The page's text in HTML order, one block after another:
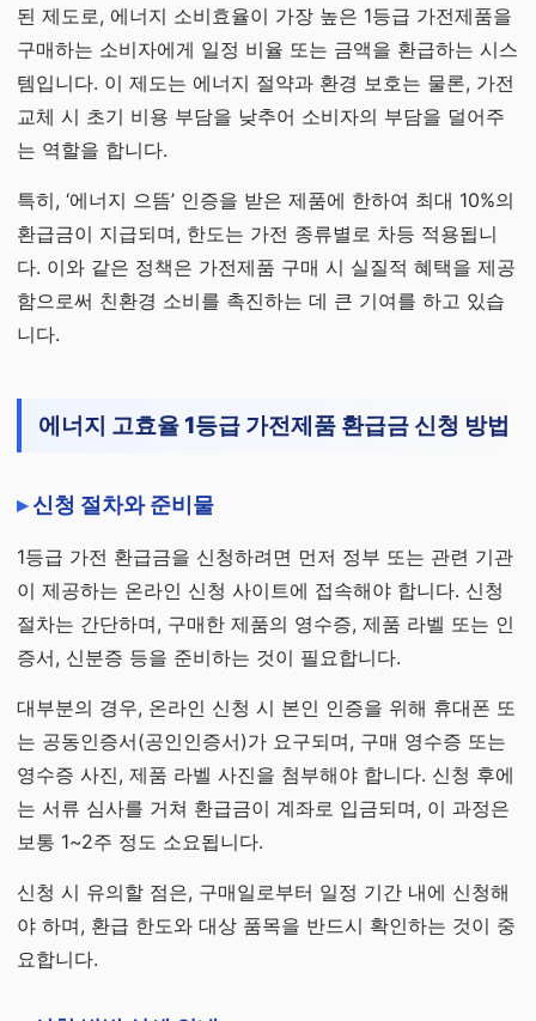
된 제도로, 에너지 소비효율이 가장 높은 1등급 가전제품을
구매하는 소비자에게 일정 비율 또는 금액을 환급하는 시스
템입니다. 이 제도는 에너지 절약과 환경 보호는 물론, 가전
교체 시 초기 비용 부담을 낮추어 소비자의 부담을 덜어주
는 역할을 합니다.
특히, ‘에너지 으뜸’ 인증을 받은 제품에 한하여 최대 10%의
환급금이 지급되며, 한도는 가전 종류별로 차등 적용됩니
다. 이와 같은 정책은 가전제품 구매 시 실질적 혜택을 제공
함으로써 친환경 소비를 촉진하는 데 큰 기여를 하고 있습
니다.
에너지 고효율 1등급 가전제품 환급금 신청 방법
신청 절차와 준비물
1등급 가전 환급금을 신청하려면 먼저 정부 또는 관련 기관
이 제공하는 온라인 신청 사이트에 접속해야 합니다. 신청
절차는 간단하며, 구매한 제품의 영수증, 제품 라벨 또는 인
증서, 신분증 등을 준비하는 것이 필요합니다.
대부분의 경우, 온라인 신청 시 본인 인증을 위해 휴대폰 또
는 공동인증서(공인인증서)가 요구되며, 구매 영수증 또는
영수증 사진, 제품 라벨 사진을 첨부해야 합니다. 신청 후에
는 서류 심사를 거쳐 환급금이 계좌로 입금되며, 이 과정은
보통 1~2주 정도 소요됩니다.
신청 시 유의할 점은, 구매일로부터 일정 기간 내에 신청해
야 하며, 환급 한도와 대상 품목을 반드시 확인하는 것이 중
요합니다.